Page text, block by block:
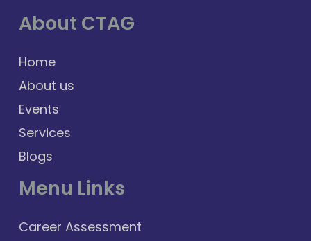
About CTAG
Home
About us
Events
Services
Blogs
Menu Links
Career Assessment